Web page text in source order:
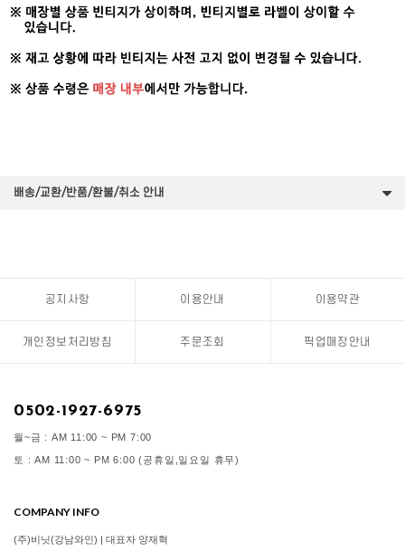
배송/교환/반품/환불/취소 안내
공지사항 이용안내 이용약관
개인정보처리방침 주문조회 픽업매장안내
0502-1927-6975
월~금 : AM 11:00 ~ PM 7:00
토 : AM 11:00 ~ PM 6:00 (공휴일,일요일 휴무)
COMPANY INFO
(주)비닛(강남와인) | 대표자 양재혁